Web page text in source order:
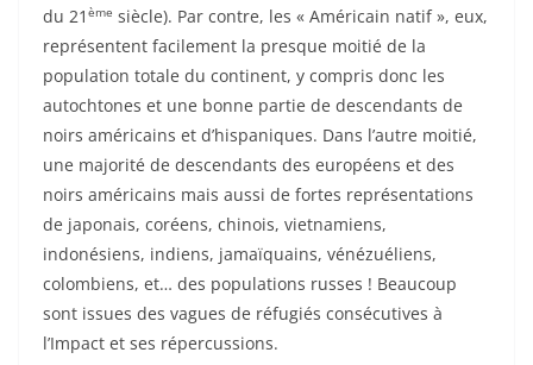
du 21 ème siècle). Par contre, les « Américain natif », eux,
représentent facilement la presque moitié de la
population totale du continent, y compris donc les
autochtones et une bonne partie de descendants de
noirs américains et d’hispaniques. Dans l’autre moitié,
une majorité de descendants des européens et des
noirs américains mais aussi de fortes représentations
de japonais, coréens, chinois, vietnamiens,
indonésiens, indiens, jamaïquains, vénézuéliens,
colombiens, et… des populations russes ! Beaucoup
sont issues des vagues de réfugiés consécutives à
l’Impact et ses répercussions.